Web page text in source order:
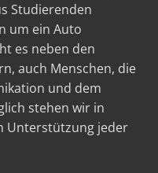
Studierenden
um ein Auto
es neben den
auch Menschen, die
und dem
stehen wir in
Unterstützung jeder